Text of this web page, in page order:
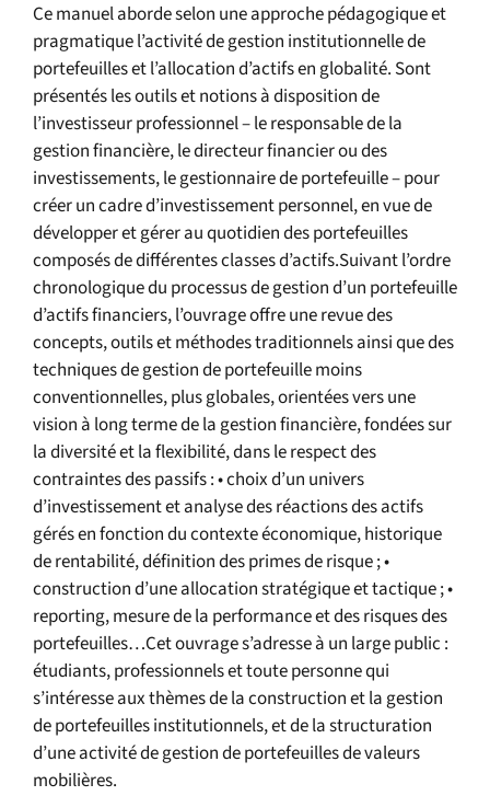
Ce manuel aborde selon une approche pédagogique et
pragmatique l’activité de gestion institutionnelle de
portefeuilles et l’allocation d’actifs en globalité. Sont
présentés les outils et notions à disposition de
l’investisseur professionnel – le responsable de la
gestion financière, le directeur financier ou des
investissements, le gestionnaire de portefeuille – pour
créer un cadre d’investissement personnel, en vue de
développer et gérer au quotidien des portefeuilles
composés de différentes classes d’actifs.Suivant l’ordre
chronologique du processus de gestion d’un portefeuille
d’actifs financiers, l’ouvrage offre une revue des
concepts, outils et méthodes traditionnels ainsi que des
techniques de gestion de portefeuille moins
conventionnelles, plus globales, orientées vers une
vision à long terme de la gestion financière, fondées sur
la diversité et la flexibilité, dans le respect des
contraintes des passifs : • choix d’un univers
d’investissement et analyse des réactions des actifs
gérés en fonction du contexte économique, historique
de rentabilité, définition des primes de risque ; •
construction d’une allocation stratégique et tactique ; •
reporting, mesure de la performance et des risques des
portefeuilles…Cet ouvrage s’adresse à un large public :
étudiants, professionnels et toute personne qui
s’intéresse aux thèmes de la construction et la gestion
de portefeuilles institutionnels, et de la structuration
d’une activité de gestion de portefeuilles de valeurs
mobilières.